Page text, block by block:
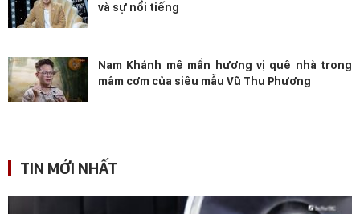
và sự nổi tiếng
Nam Khánh mê mẩn hương vị quê nhà trong
mâm cơm của siêu mẫu Vũ Thu Phương
TIN MỚI NHẤT